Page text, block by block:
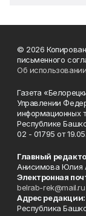
© 2026
письменного
Об
Газета
Управлении
информационных
Республике
02 - 01795 от
Главный
Анисимова Юлия
Электронная
belrab-rek@mail.ru
Адрес редакции:
Республика